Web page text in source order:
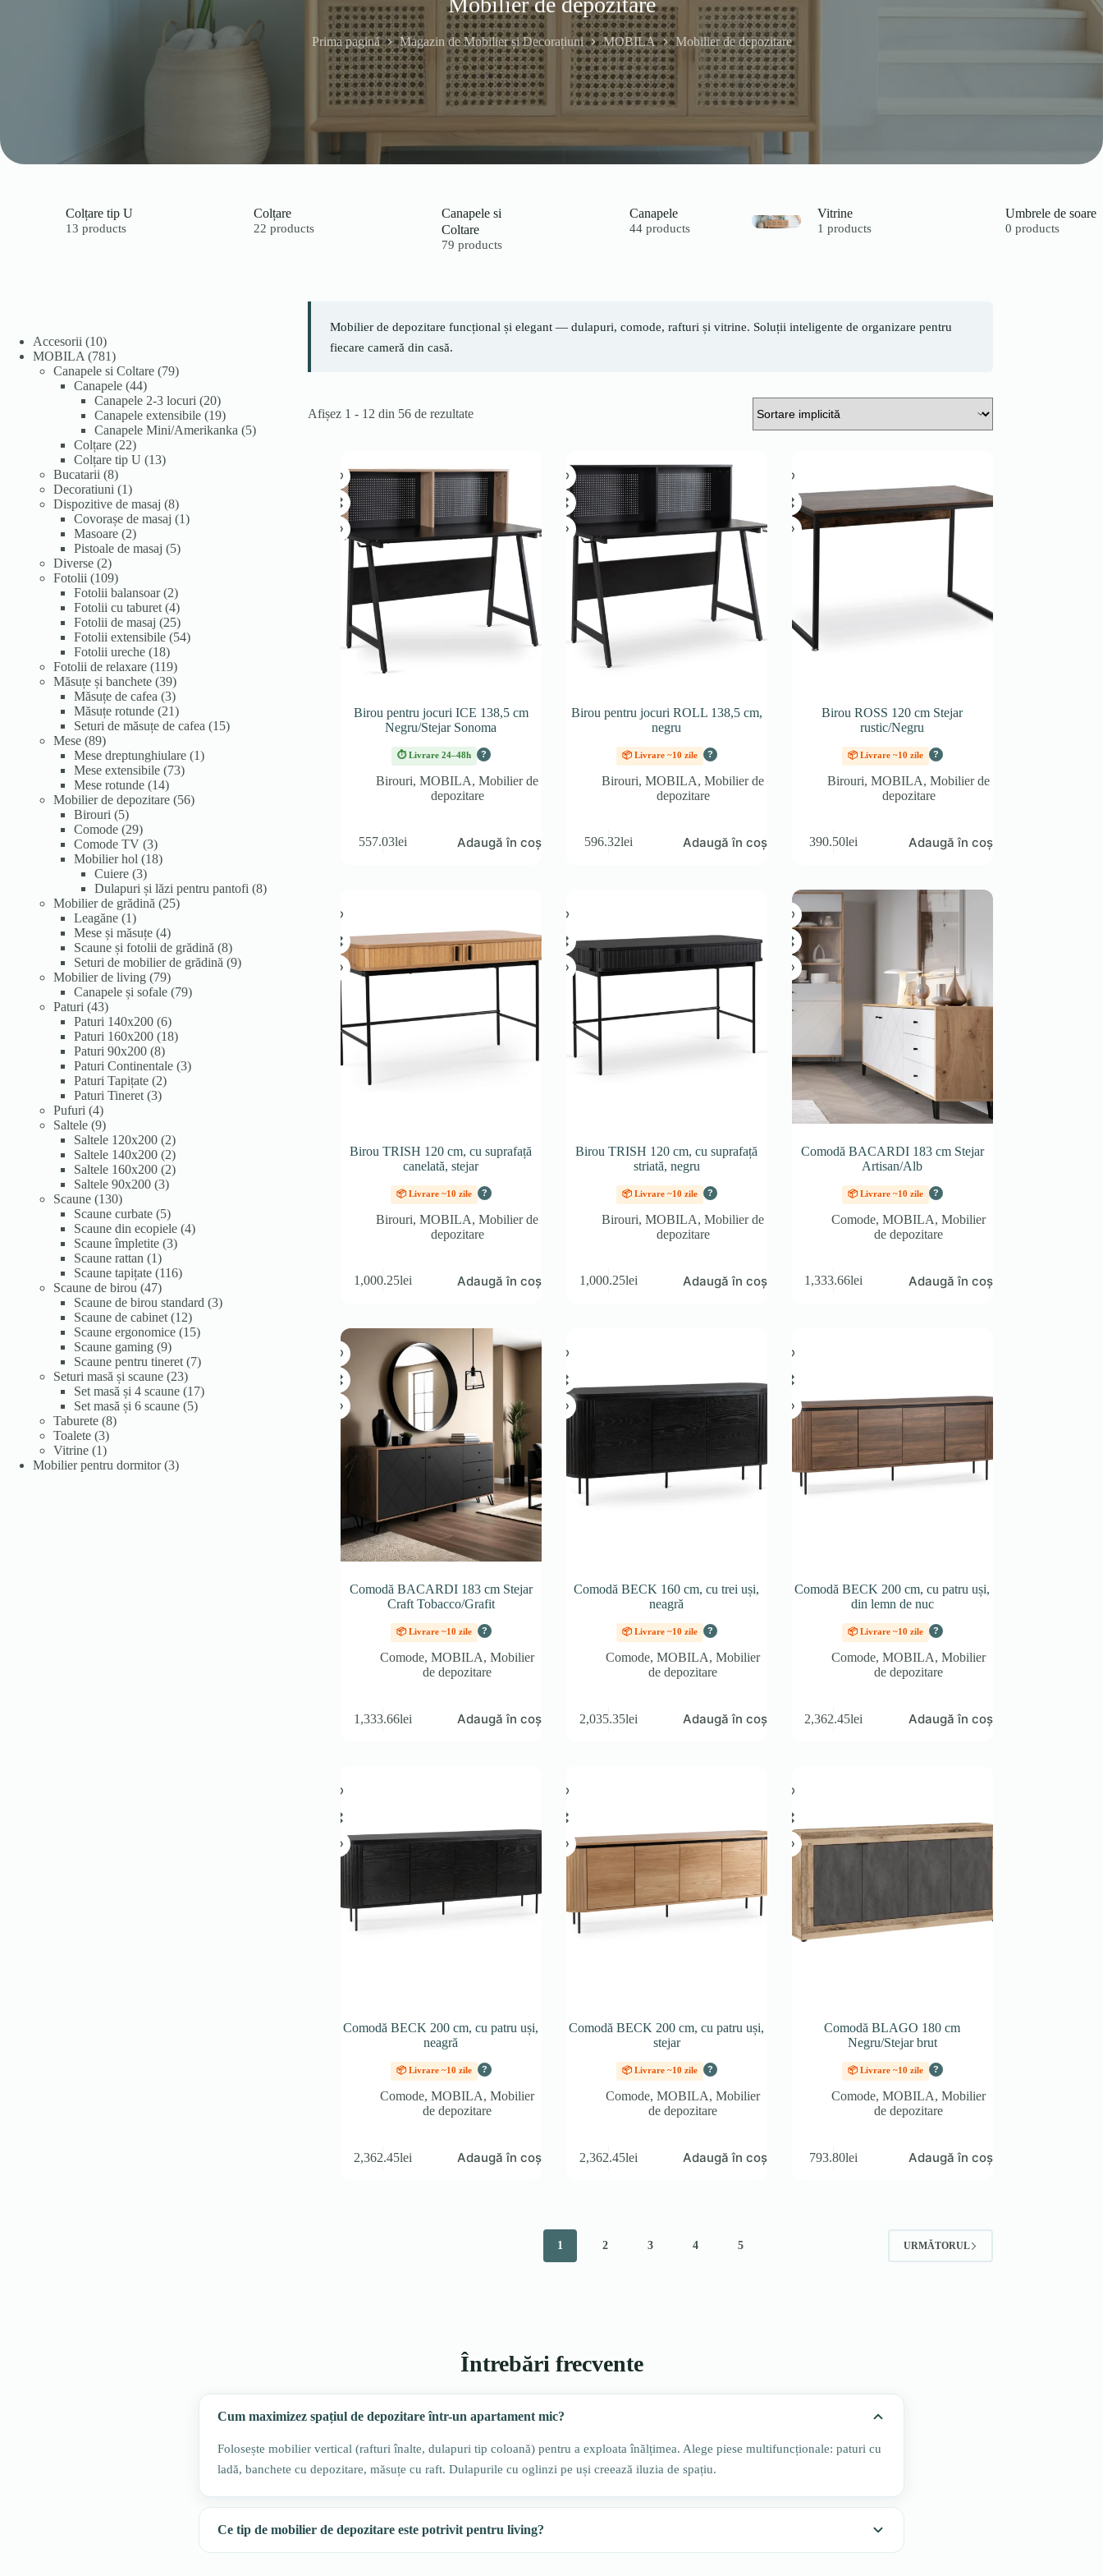
Prima pagină Magazin de Mobilier și Decorațiuni MOBILA Mobilier de depozitare
Colțare tip U
13 products
Colțare
22 products
Canapele si
Coltare
79 products
Canapele
44 products
Vitrine
1 products
Umbrele de soare
0 products
Mobilier de depozitare funcțional și elegant — dulapuri, comode, rafturi și vitrine. Soluții inteligente de organizare pentru
fiecare cameră din casă.
Afișez 1 - 12 din 56 de rezultate
Birou pentru jocuri ICE 138,5 cm
Negru/Stejar Sonoma
⏱ Livrare 24–48h ?
Birouri,MOBILA,Mobilier de
depozitare
557.03lei Adaugă în coș
Birou pentru jocuri ROLL 138,5 cm,
negru
📦 Livrare ~10 zile ?
Birouri,MOBILA,Mobilier de
depozitare
596.32lei Adaugă în coș
Birou ROSS 120 cm Stejar
rustic/Negru
📦 Livrare ~10 zile ?
Birouri,MOBILA,Mobilier de
depozitare
390.50lei Adaugă în coș
Birou TRISH 120 cm, cu suprafață
canelată, stejar
📦 Livrare ~10 zile ?
Birouri,MOBILA,Mobilier de
depozitare
1,000.25lei Adaugă în coș
Birou TRISH 120 cm, cu suprafață
striată, negru
📦 Livrare ~10 zile ?
Birouri,MOBILA,Mobilier de
depozitare
1,000.25lei Adaugă în coș
Comodă BACARDI 183 cm Stejar
Artisan/Alb
📦 Livrare ~10 zile ?
Comode,MOBILA,Mobilier
de depozitare
1,333.66lei Adaugă în coș
Comodă BACARDI 183 cm Stejar
Craft Tobacco/Grafit
📦 Livrare ~10 zile ?
Comode,MOBILA,Mobilier
de depozitare
1,333.66lei Adaugă în coș
Comodă BECK 160 cm, cu trei uși,
neagră
📦 Livrare ~10 zile ?
Comode,MOBILA,Mobilier
de depozitare
2,035.35lei Adaugă în coș
Comodă BECK 200 cm, cu patru uși,
din lemn de nuc
📦 Livrare ~10 zile ?
Comode,MOBILA,Mobilier
de depozitare
2,362.45lei Adaugă în coș
Comodă BECK 200 cm, cu patru uși,
neagră
📦 Livrare ~10 zile ?
Comode,MOBILA,Mobilier
de depozitare
2,362.45lei Adaugă în coș
Comodă BECK 200 cm, cu patru uși,
stejar
📦 Livrare ~10 zile ?
Comode,MOBILA,Mobilier
de depozitare
2,362.45lei Adaugă în coș
Comodă BLAGO 180 cm
Negru/Stejar brut
📦 Livrare ~10 zile ?
Comode,MOBILA,Mobilier
de depozitare
793.80lei Adaugă în coș
1 2 3 4 5 URMĂTORUL
Accesorii 1010
produse
MOBILA 781781
de
produse
Canapele si Coltare 7979
produse
Canapele 4444
de
produse
Canapele 2-3 locuri 2020
de
produse
Canapele extensibile 1919
produse
Canapele Mini/Amerikanka 55
Colțare 2222
de
Colțare tip U 1313
Bucatarii 88
produse
Decoratiuni 11
produs
Dispozitive de masaj 88
produse
Covorașe de masaj 11
Masoare 22
produse
Pistoale de masaj 55
Diverse 22
produse
Fotolii 109109
produse
Fotolii balansoar 22
produse
Fotolii cu taburet 44
produse
Fotolii de masaj 2525
de
Fotolii extensibile 5454
Fotolii ureche 1818
produse
Fotolii de relaxare 119119
produse
Măsuțe și banchete 3939
de
produse
Măsuțe de cafea 33
produse
Măsuțe rotunde 2121
de
Seturi de măsuțe de cafea 1515
Mese 8989
de
produse
Mese dreptunghiulare 11
Mese extensibile 7373
produse
Mese rotunde 1414
produse
Mobilier de depozitare 5656
Birouri 55
produse
Comode 2929
de
produse
Comode TV 33
produse
Mobilier hol 1818
Cuiere 33
produse
Dulapuri și lăzi pentru pantofi 88
Mobilier de grădină 2525
Leagăne 11
produs
Mese și măsuțe 44
produse
Scaune și fotolii de grădină 88
produse
Seturi de mobilier de grădină 99
Mobilier de living 7979
de
Canapele și sofale 7979
Paturi 4343
de
produse
Paturi 140x200 66
produse
Paturi 160x200 1818
Paturi 90x200 88
produse
Paturi Continentale 33
Paturi Tapițate 22
Paturi Tineret 33
Pufuri 44
produse
Saltele 99
produse
Saltele 120x200 22
produse
Saltele 140x200 22
produse
Saltele 160x200 22
Saltele 90x200 33
Scaune 130130
de
produse
Scaune curbate 55
produse
Scaune din ecopiele 44
Scaune împletite 33
Scaune rattan 11
produs
Scaune tapițate 116116
Scaune de birou 4747
de
produse
Scaune de birou standard 33
Scaune de cabinet 1212
produse
Scaune ergonomice 1515
Scaune gaming 99
produse
Scaune pentru tineret 77
Seturi masă și scaune 2323
de
produse
Set masă și 4 scaune 1717
Set masă și 6 scaune 55
Taburete 88
Toalete 33
produse
Vitrine 11
produs
Mobilier pentru dormitor 33
Întrebări frecvente
Cum maximizez spațiul de depozitare într-un apartament mic?
Folosește mobilier vertical (rafturi înalte, dulapuri tip coloană) pentru a exploata înălțimea. Alege piese multifuncționale: paturi cu
ladă, banchete cu depozitare, măsuțe cu raft. Dulapurile cu oglinzi pe uși creează iluzia de spațiu.
Ce tip de mobilier de depozitare este potrivit pentru living?